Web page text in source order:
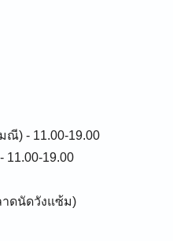
ณี) - 11.00-19.00
11.00-19.00
าดนัดวังแซ้ม)